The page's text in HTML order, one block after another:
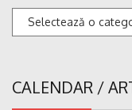
Categorii
CALENDAR /